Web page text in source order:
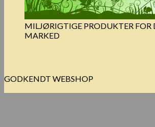
MILJØRIGTIGE PRODUKTER FOR
MARKED
GODKENDT WEBSHOP